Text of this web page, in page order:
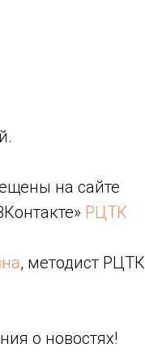
на сайте
РЦТК
, методист РЦТК
о новостях!